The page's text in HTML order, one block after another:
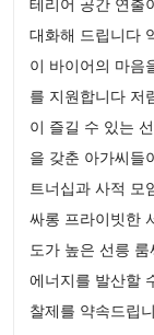
대화해 드립니다
이 바이어의 마음
를 지원합니다 저
이 즐길 수 있는
을 갖춘 아가씨들
트너십과 사적 모
싸롱 프라이빗한
도가 높은 선릉
에너지를 발산할
찰제를 약속드립